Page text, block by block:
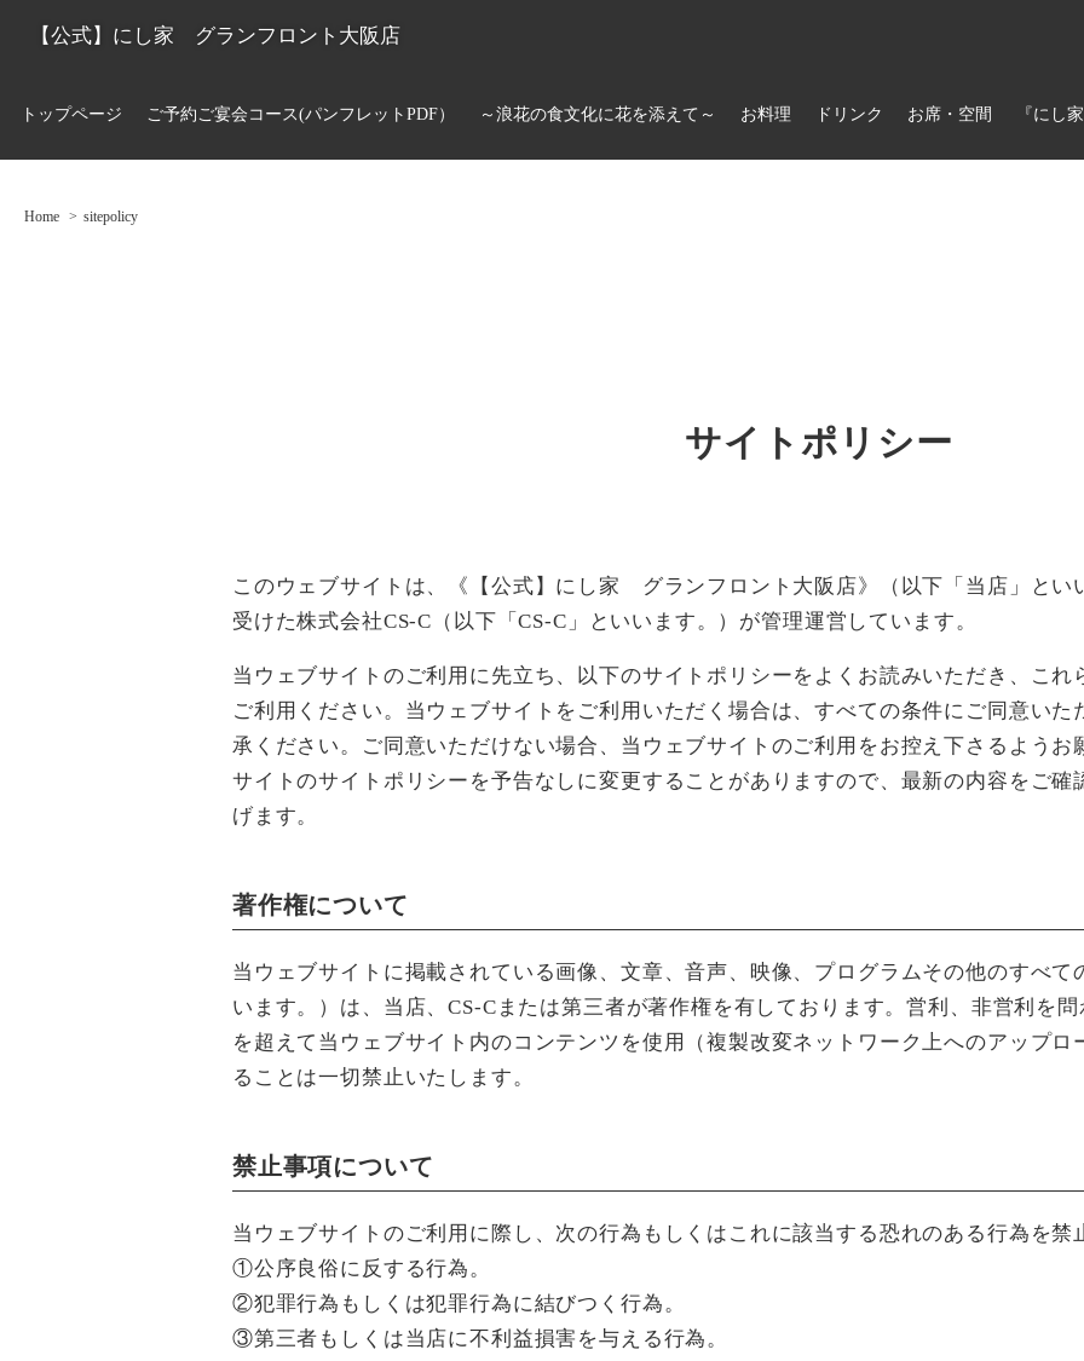
【公式】にし家 グランフロント大阪店
トップページ ご予約ご宴会コース(パンフレットPDF） ～浪花の食文化に花を添えて～ お料理 ドリンク お席・空間 『にし
Home sitepolicy
サイトポリシー
このウェブサイトは、《【公式】にし家 グランフロント大阪店》（以下「当店」とい
受けた株式会社CS-C（以下「CS-C」といいます。）が管理運営しています。
当ウェブサイトのご利用に先立ち、以下のサイトポリシーをよくお読みいただき、これ
ご利用ください。当ウェブサイトをご利用いただく場合は、すべての条件にご同意いた
承ください。ご同意いただけない場合、当ウェブサイトのご利用をお控え下さるよう
サイトのサイトポリシーを予告なしに変更することがありますので、最新の内容をご確
げます。
著作権について
当ウェブサイトに掲載されている画像、文章、音声、映像、プログラムその他のすべて
います。）は、当店、CS-Cまたは第三者が著作権を有しております。営利、非営利を
を超えて当ウェブサイト内のコンテンツを使用（複製改変ネットワーク上へのアップ
ることは一切禁止いたします。
禁止事項について
当ウェブサイトのご利用に際し、次の行為もしくはこれに該当する恐れのある行為を禁
①公序良俗に反する行為。
②犯罪行為もしくは犯罪行為に結びつく行為。
③第三者もしくは当店に不利益損害を与える行為。